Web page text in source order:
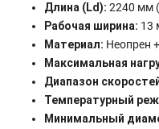
Длина (Ld): 2240 мм
Рабочая ширина: 13
Материал: Неопрен
Максимальная
Диапазон
Температурный
Минимальный